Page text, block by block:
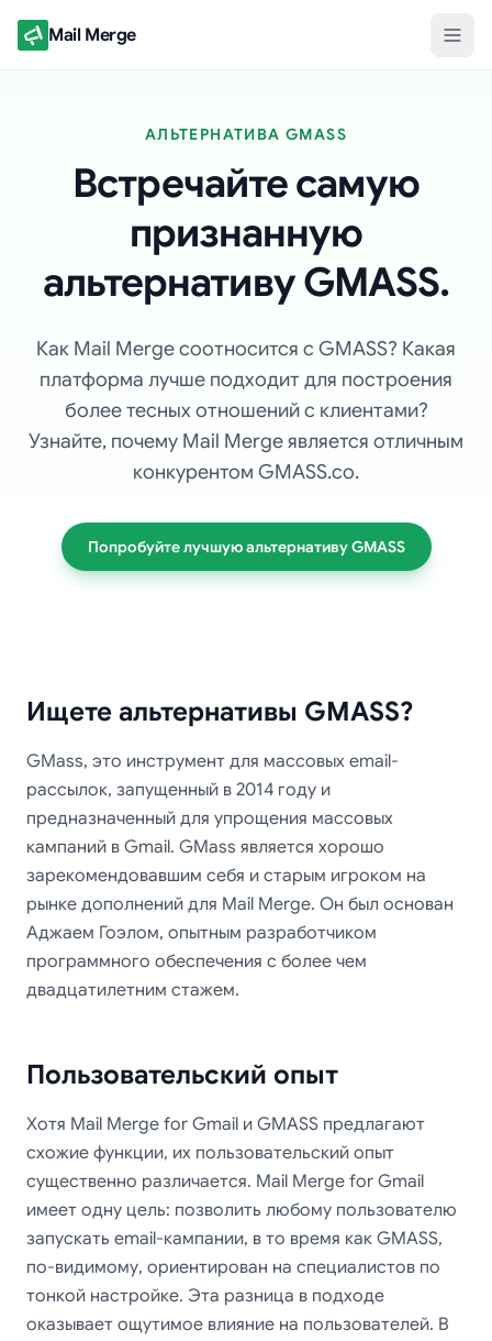
Mail Merge
АЛЬТЕРНАТИВА GMASS
Встречайте самую
признанную
альтернативу GMASS.
Как Mail Merge соотносится с GMASS? Какая
платформа лучше подходит для построения
более тесных отношений с клиентами?
Узнайте, почему Mail Merge является отличным
конкурентом GMASS.co.
Попробуйте лучшую альтернативу GMASS
Ищете альтернативы GMASS?
GMass, это инструмент для массовых email-
рассылок, запущенный в 2014 году и
предназначенный для упрощения массовых
кампаний в Gmail. GMass является хорошо
зарекомендовавшим себя и старым игроком на
рынке дополнений для Mail Merge. Он был основан
Аджаем Гоэлом, опытным разработчиком
программного обеспечения с более чем
двадцатилетним стажем.
Пользовательский опыт
Хотя Mail Merge for Gmail и GMASS предлагают
схожие функции, их пользовательский опыт
существенно различается. Mail Merge for Gmail
имеет одну цель: позволить любому пользователю
запускать email-кампании, в то время как GMASS,
по-видимому, ориентирован на специалистов по
тонкой настройке. Эта разница в подходе
оказывает ощутимое влияние на пользователей. В